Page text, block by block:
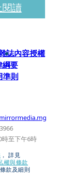
讀
誌內容授權
綱要
準則
至下午6時
， 詳見
權與條款
款及細則